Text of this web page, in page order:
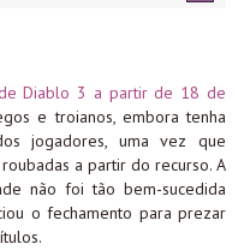
Diablo 3 a partir de 18 de
e troianos, embora tenha
jogadores, uma vez que
a partir do recurso. A
não foi tão bem-sucedida
o fechamento para prezar